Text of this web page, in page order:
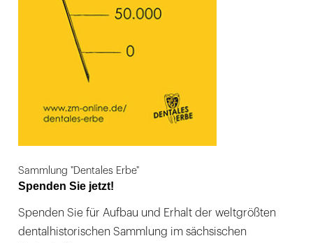
Sammlung "Dentales Erbe"
Spenden Sie jetzt!
Spenden Sie für Aufbau und Erhalt der weltgrößten
dentalhistorischen Sammlung im sächsischen